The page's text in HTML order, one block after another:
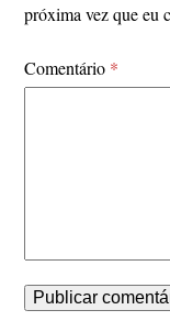
próxima vez que eu
Comentário *